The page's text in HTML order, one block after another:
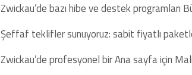
Zwickau’de bazı hibe ve destek programları
Şeffaf teklifler sunuyoruz: sabit fiyatlı
Zwickau’de profesyonel bir Ana sayfa için